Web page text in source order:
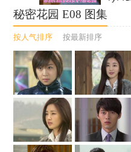
秘密花园 E08 图集
按人气排序 按最新排序